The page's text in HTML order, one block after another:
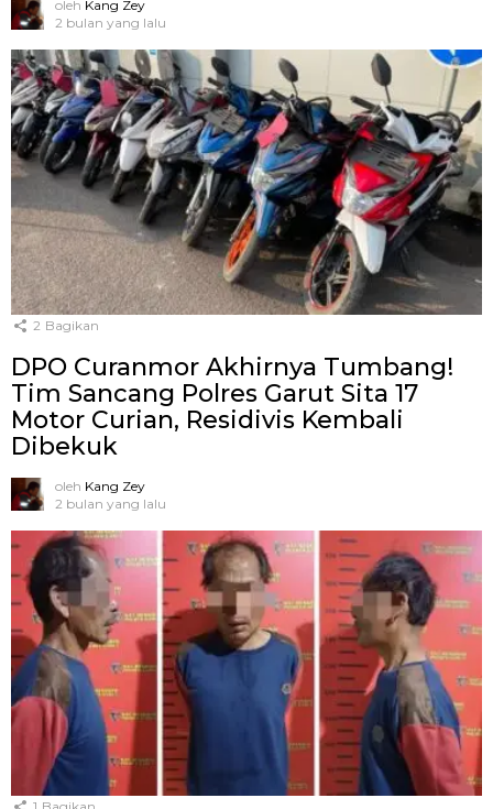
oleh Kang Zey
2 bulan yang lalu
2 Bagikan
DPO Curanmor Akhirnya Tumbang!
Tim Sancang Polres Garut Sita 17
Motor Curian, Residivis Kembali
Dibekuk
oleh Kang Zey
2 bulan yang lalu